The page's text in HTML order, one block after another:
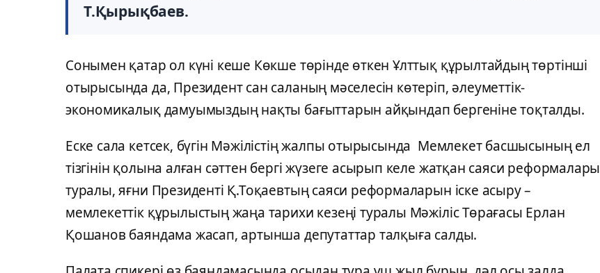
Т.Қырықбаев.
Сонымен қатар ол күні кеше Көкше төрінде өткен Ұлттық құрылтайдың төртінші
отырысында да, Президент сан саланың мәселесін көтеріп, әлеуметтік-
экономикалық дамуымыздың нақты бағыттарын айқындап бергеніне тоқталды.
Еске сала кетсек, бүгін Мәжілістің жалпы отырысында Мемлекет басшысының ел
тізгінін қолына алған сәттен бергі жүзеге асырып келе жатқан саяси реформалары
туралы, яғни Президенті Қ.Тоқаевтың саяси реформаларын іске асыру –
мемлекеттік құрылыстың жаңа тарихи кезеңі туралы Мәжіліс Төрағасы Ерлан
Қошанов баяндама жасап, артынша депутаттар талқыға салды.